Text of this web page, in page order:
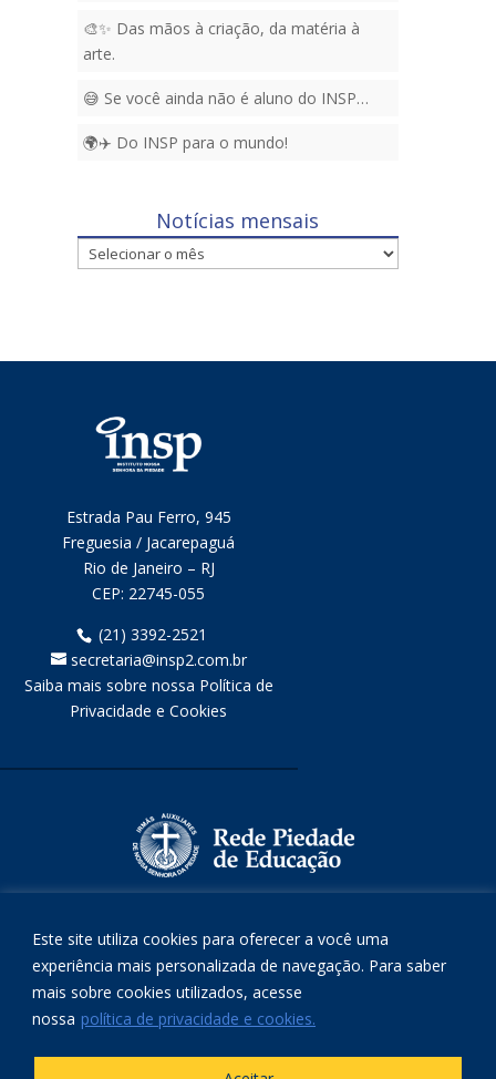
Este site utiliza cookies para oferecer a você uma
experiência mais personalizada de navegação. Para saber
mais sobre cookies utilizados, acesse
nossa política de privacidade e cookies.
🎨✨ Das mãos à criação, da matéria à
arte.
😅 Se você ainda não é aluno do INSP…
🌍✈️ Do INSP para o mundo!
Notícias mensais
Notícias
mensais
Estrada Pau Ferro, 945
Freguesia / Jacarepaguá
Rio de Janeiro – RJ
CEP: 22745-055
(21) 3392-2521
secretaria@insp2.com.br
Saiba mais sobre nossa Política de
Privacidade e Cookies